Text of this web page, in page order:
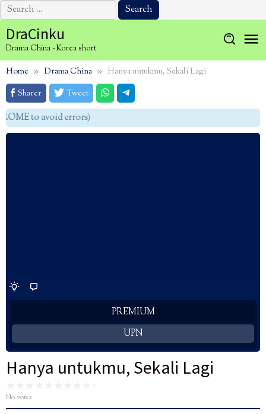
Search
for:
to
content
DraCinku
Drama China - Korea short
Home Drama China
Hanya untukmu, Sekali Lagi
Sharer
Tweet
to avoid errors)
PREMIUM
UPN
Hanya untukmu, Sekali Lagi
No votes